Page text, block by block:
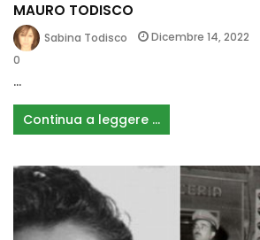
MAURO TODISCO
Sabina Todisco Dicembre 14, 2022
0
...
Continua a leggere ...